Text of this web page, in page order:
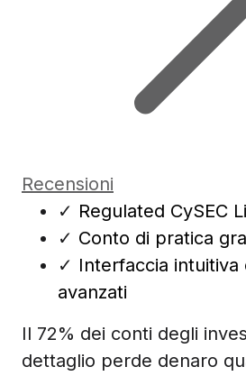
Recensioni
✓ Regulated CySEC
✓ Conto di pratica
✓ Interfaccia intuitiva
avanzati
Il 72% dei conti degli
dettaglio perde denaro